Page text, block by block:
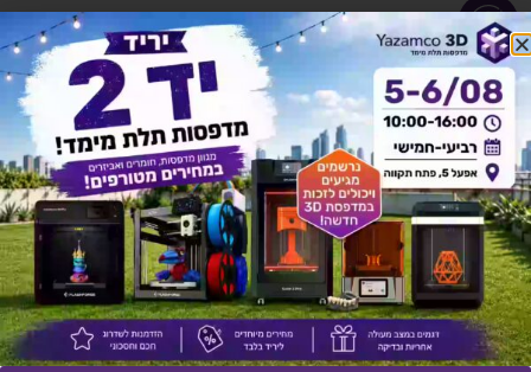
יש לך שאלה על המוצר?
לחץ כאן ונציגנו יחזרו אליך בהקדם!
אולי יעניין אותך גם